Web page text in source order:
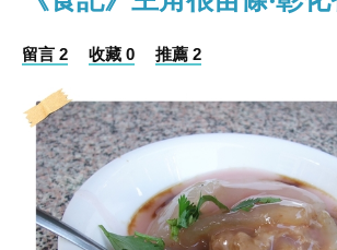
留言 2 收藏 0 推薦 2